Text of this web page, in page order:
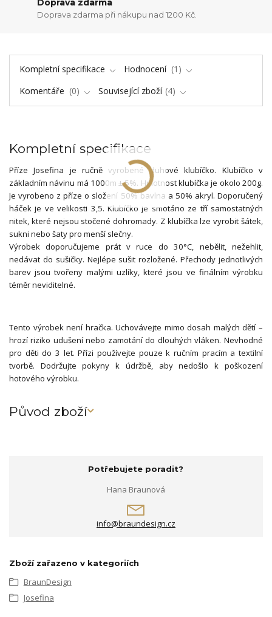
Doprava zdarma
Doprava zdarma při nákupu nad 1200 Kč.
Kompletní specifikace Hodnocení
1
Komentáře
0 Související zboží 4
Kompletní specifikace
Příze Josefina je ručně vyrobené duhové klubíčko. Klubíčko v
základním návinu má 1000m ± 5%. Hmotnost klubíčka je okolo 200g.
Je vyrobeno z příze o složení 50% bavlna a 50% akryl. Doporučený
háček je ve velikosti 3,5. Klubíčko je smotáno ze tří samostatných
nitek, které nejsou stočené dohromady. Z klubíčka lze vyrobit šátek,
sukni nebo šaty pro menší slečny.
Výrobek doporučujeme prát v ruce do 30°C, nebělit, nežehlit,
nedávat do sušičky. Nejlépe sušit rozložené. Přechody jednotlivých
barev jsou tvořeny malými uzlíky, které jsou ve finálním výrobku
téměr neviditelné.
Tento výrobek není hračka. Uchovávejte mimo dosah malých dětí –
hrozí riziko udušení nebo zamotání do dlouhých vláken. Nevhodné
pro děti do 3 let. Přízi používejte pouze k ručním pracím a textilní
tvorbě. Dodržujte pokyny k údržbě, aby nedošlo k poškození
hotového výrobku.
Původ zboží
Potřebujete poradit?
Hana Braunová
info@braundesign.cz
Zboží zařazeno v kategoriích
BraunDesign
Josefina